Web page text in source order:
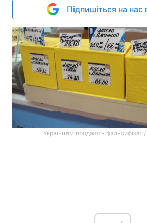
Підпишіться на нас
Українцям продають фальсифікат